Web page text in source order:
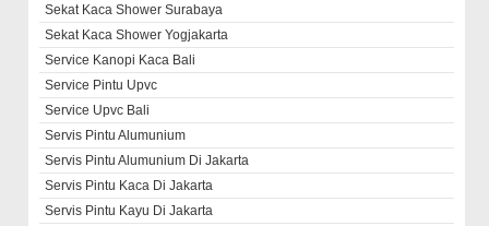
Sekat Kaca Shower Surabaya
Sekat Kaca Shower Yogjakarta
Service Kanopi Kaca Bali
Service Pintu Upvc
Service Upvc Bali
Servis Pintu Alumunium
Servis Pintu Alumunium Di Jakarta
Servis Pintu Kaca Di Jakarta
Servis Pintu Kayu Di Jakarta